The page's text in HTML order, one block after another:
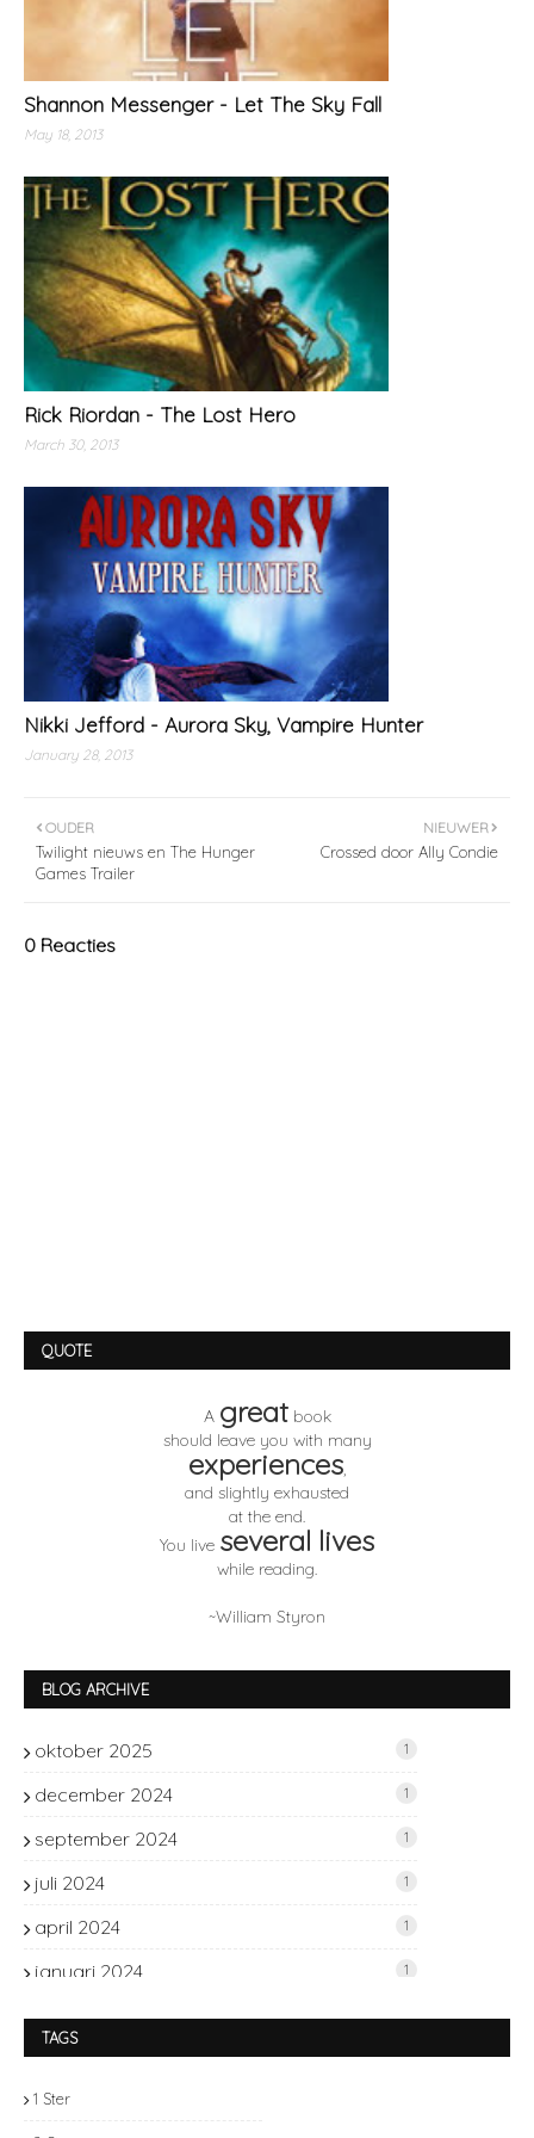
Shannon Messenger - Let The Sky Fall
May 18, 2013
Rick Riordan - The Lost Hero
March 30, 2013
Nikki Jefford - Aurora Sky, Vampire Hunter
January 28, 2013
NIEUWER
Crossed door Ally Condie
OUDER
Twilight nieuws en The Hunger
Games Trailer
0 Reacties
QUOTE
A greatbook
should leave you with many
experiences,
and slightly exhausted
at the end.
You live several lives
while reading.
~William Styron
BLOG ARCHIVE
oktober 2025 1
december 2024 1
september 2024 1
juli 2024 1
april 2024 1
januari 2024 1
november 2023
oktober 2023 1
september 2023
TAGS
1 Ster